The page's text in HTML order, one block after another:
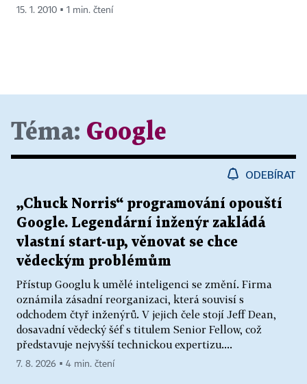
15. 1. 2010 ▪ 1 min. čtení
Téma: Google
ODEBÍRAT
„Chuck Norris“ programování opouští
Google. Legendární inženýr zakládá
vlastní start-up, věnovat se chce
vědeckým problémům
Přístup Googlu k umělé inteligenci se změní. Firma
oznámila zásadní reorganizaci, která souvisí s
odchodem čtyř inženýrů. V jejich čele stojí Jeff Dean,
dosavadní vědecký šéf s titulem Senior Fellow, což
představuje nejvyšší technickou expertizu....
7. 8. 2026 ▪ 4 min. čtení